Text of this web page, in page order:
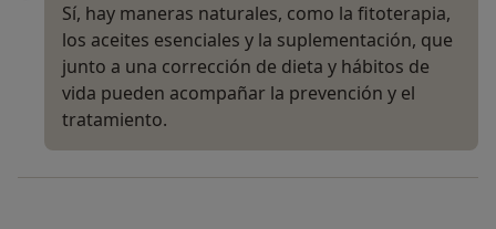
Sí, hay maneras naturales, como la fitoterapia,
los aceites esenciales y la suplementación, que
junto a una corrección de dieta y hábitos de
vida pueden acompañar la prevención y el
tratamiento.